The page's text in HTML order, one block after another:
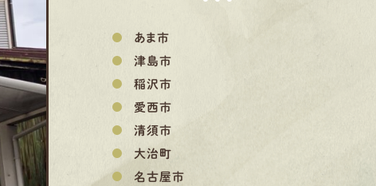
あま市
津島市
稲沢市
愛西市
清須市
大治町
名古屋市